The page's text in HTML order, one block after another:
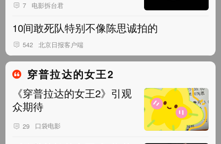
7 电影拆台君
10间敢死队特别不像陈思诚拍的
542 北京日报客户端
穿普拉达的女王2
《穿普拉达的女王2》引观
众期待
29 口袋电影